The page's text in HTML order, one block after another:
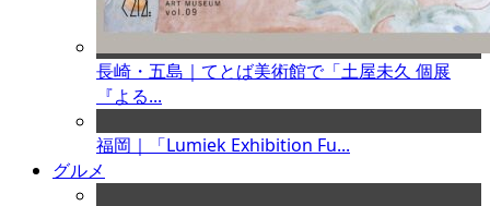
長崎・五島｜てとば美術館で「土屋未久 個展
『よる...
福岡｜「Lumiek Exhibition Fu...
グルメ